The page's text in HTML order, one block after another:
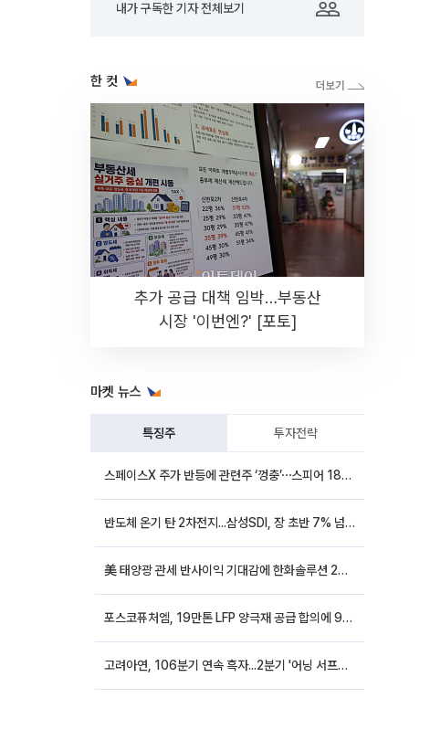
내가 구독한 기자 전체보기
한 컷
추가 공급 대책 임박…부동산
시장 '이번엔?' [포토]
마켓 뉴스
특징주 투자전략
스페이스X 주가 반등에 관련주 ‘껑충’⋯스피어 18%ㆍ에이치브이엠 12%↑
반도체 온기 탄 2차전지...삼성SDI, 장 초반 7% 넘게 껑충
美 태양광 관세 반사이익 기대감에 한화솔루션 20%대·OCI홀딩스 14%대 급등
포스코퓨처엠, 19만톤 LFP 양극재 공급 합의에 9%대 강세
고려아연, 106분기 연속 흑자...2분기 '어닝 서프라이즈'에 장 초반 12%대 강세